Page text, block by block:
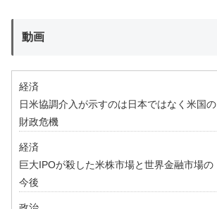
動画
経済
日米協調介入が示すのは日本ではなく米国の
財政危機
経済
巨大IPOが殺した米株市場と世界金融市場の
今後